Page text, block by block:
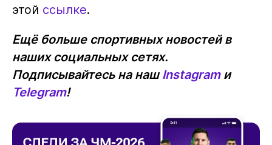
этой ссылке.
Ещё больше спортивных новостей в
наших социальных сетях.
Подписывайтесь на нашInstagramи
Telegram!